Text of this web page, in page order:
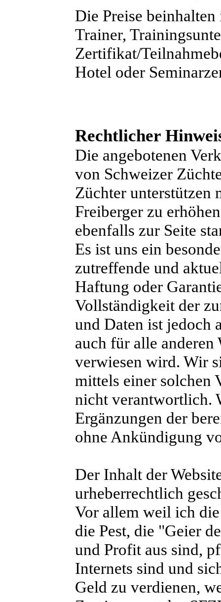
Die Preise
Trainer,
Zertifikat/
Hotel oder
Rechtlicher
Die angebotenen
von Schweizer
Züchter unterstützen
Freiberger zu
ebenfalls zur Seite
Es ist uns ein
zutreffende und
Haftung oder
Vollständigkeit der
und Daten ist jedoch
auch für alle
verwiesen wird. Wir
mittels einer solchen
nicht verantwortlich.
Ergänzungen der
ohne Ankündigung
Der Inhalt der
urheberrechtlich
Vor allem weil ich
die Pest, die "Geier
und Profit aus sind,
Internets sind und
Geld zu verdienen,